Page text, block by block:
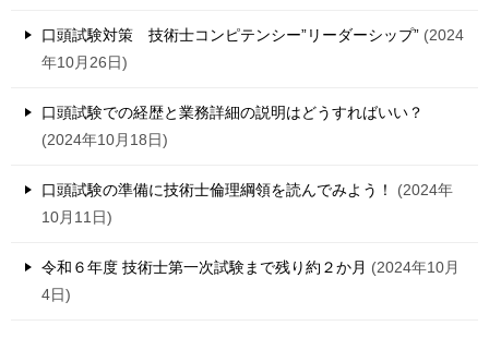
口頭試験対策 技術士コンピテンシー”リーダーシップ”
2024
年10月26日
口頭試験での経歴と業務詳細の説明はどうすればいい？
2024年10月18日
口頭試験の準備に技術士倫理綱領を読んでみよう！
2024年
10月11日
令和６年度 技術士第一次試験まで残り約２か月
2024年10月
4日